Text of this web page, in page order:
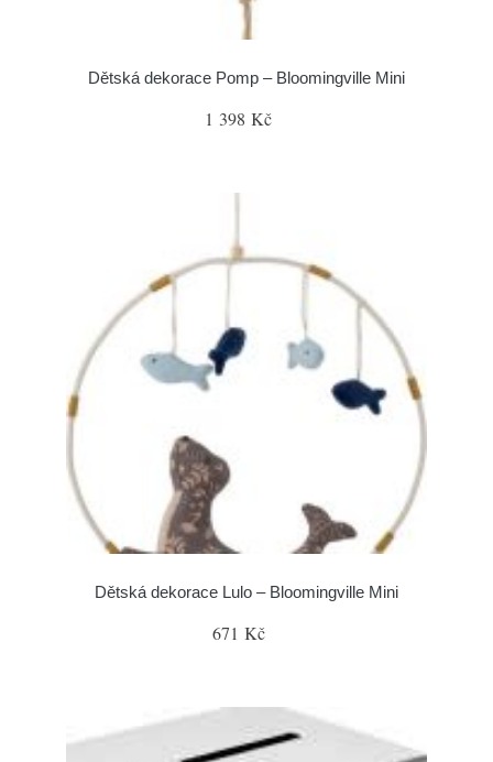
Dětská dekorace Pomp – Bloomingville Mini
1 398 Kč
Dětská dekorace Lulo – Bloomingville Mini
671 Kč